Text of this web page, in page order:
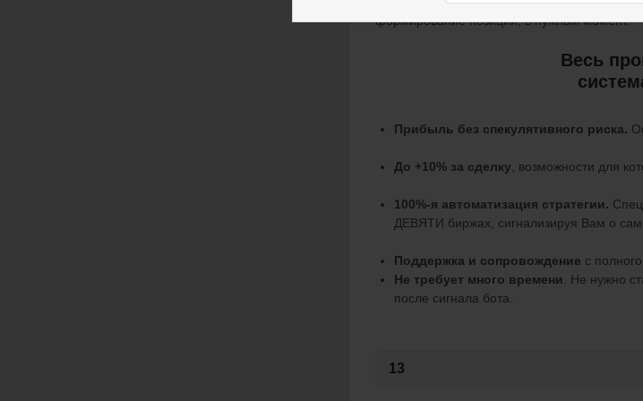
формирование позиции, в нужный момент.
Весь
Прибыль без спекулятивного риска.
До +10% за сделку , возможности для
100%-я автоматизация стратегии.
ДЕВЯТИ биржах, сигнализируя Вам о
Поддержка и сопровождение с
Не требует много времени . Не нужно
после сигнала бота.
13